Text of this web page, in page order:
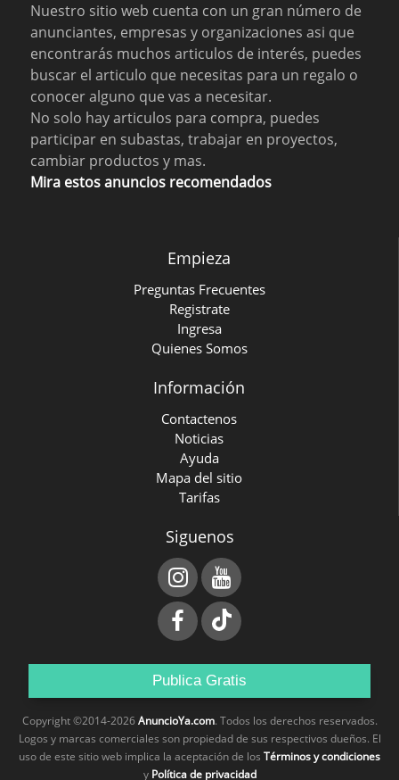
Nuestro sitio web cuenta con un gran número de
anunciantes, empresas y organizaciones asi que
encontrarás muchos articulos de interés, puedes
buscar el articulo que necesitas para un regalo o
conocer alguno que vas a necesitar.
No solo hay articulos para compra, puedes
participar en subastas, trabajar en proyectos,
cambiar productos y mas.
Mira estos anuncios recomendados
Empieza
Preguntas Frecuentes
Registrate
Ingresa
Quienes Somos
Información
Contactenos
Noticias
Ayuda
Mapa del sitio
Tarifas
Siguenos
Publica Gratis
Copyright ©2014-2026AnuncioYa.com. Todos los derechos reservados.
Logos y marcas comerciales son propiedad de sus respectivos dueños. El
uso de este sitio web implica la aceptación de los Términos y condiciones
y Política de privacidad